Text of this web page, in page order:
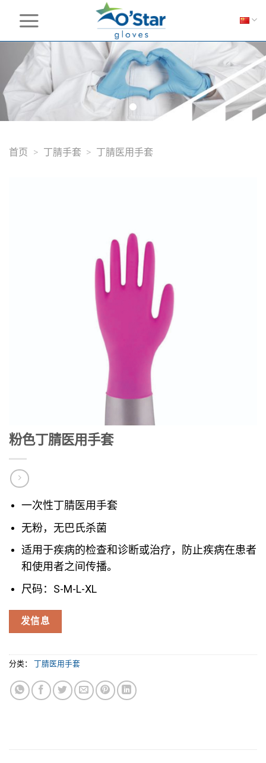
首页 > 丁腈手套 > 丁腈医用手套
粉色丁腈医用手套
一次性丁腈医用手套
无粉，无巴氏杀菌
适用于疾病的检查和诊断或治疗，防止疾病在患者
和使用者之间传播。
尺码：S-M-L-XL
发信息
分类： 丁腈医用手套